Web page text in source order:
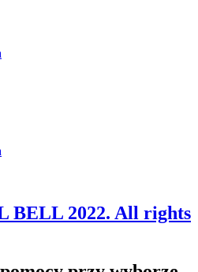
BELL 2022. All rights